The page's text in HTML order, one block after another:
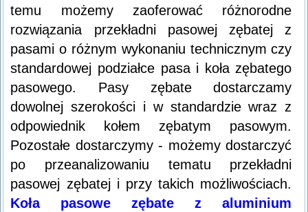
temu możemy zaoferować różnorodne
rozwiązania przekładni pasowej zębatej z
pasami o różnym wykonaniu technicznym czy
standardowej podziałce pasa i koła zębatego
pasowego. Pasy zębate dostarczamy
dowolnej szerokości i w standardzie wraz z
odpowiednik kołem zębatym pasowym.
Pozostałe dostarczymy - możemy dostarczyć
po przeanalizowaniu tematu przekładni
pasowej zębatej i przy takich możliwościach.
Koła pasowe zębate z aluminium